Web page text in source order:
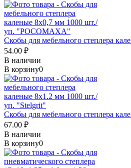
Скобы для мебельного степлера
54.00 ₽
В наличии
В корзину0
Скобы для мебельного степлера
67.00 ₽
В наличии
В корзину0